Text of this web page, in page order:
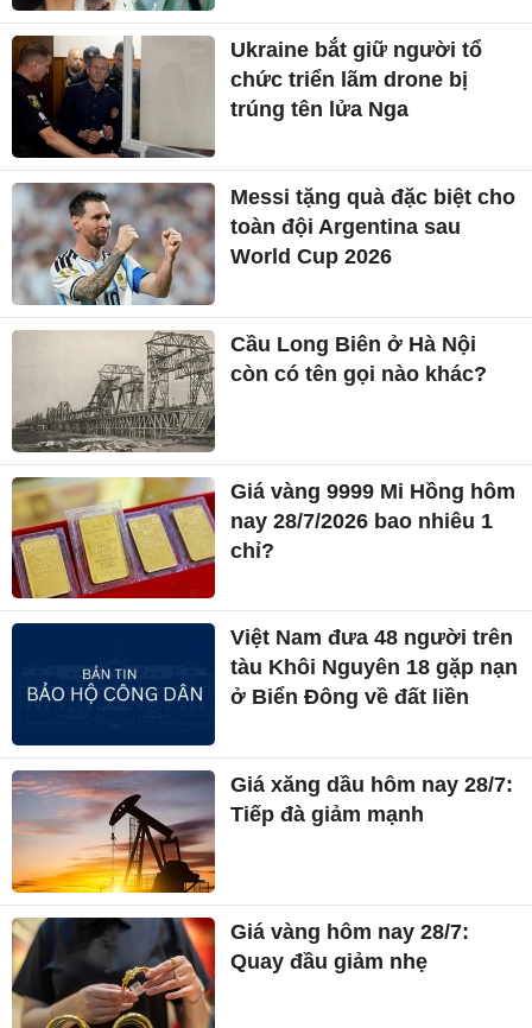
Ukraine bắt giữ người tổ
chức triển lãm drone bị
trúng tên lửa Nga
Messi tặng quà đặc biệt cho
toàn đội Argentina sau
World Cup 2026
Cầu Long Biên ở Hà Nội
còn có tên gọi nào khác?
Giá vàng 9999 Mi Hồng hôm
nay 28/7/2026 bao nhiêu 1
chỉ?
Việt Nam đưa 48 người trên
tàu Khôi Nguyên 18 gặp nạn
ở Biển Đông về đất liền
Giá xăng dầu hôm nay 28/7:
Tiếp đà giảm mạnh
Giá vàng hôm nay 28/7:
Quay đầu giảm nhẹ